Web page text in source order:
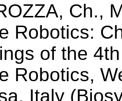
Ch.,
Robotics:
of the
Robotics,
Italy